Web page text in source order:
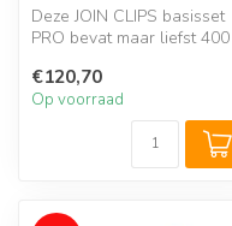
Deze JOIN CLIPS basisset
PRO bevat maar liefst 400
so...
€120,70
Op voorraad